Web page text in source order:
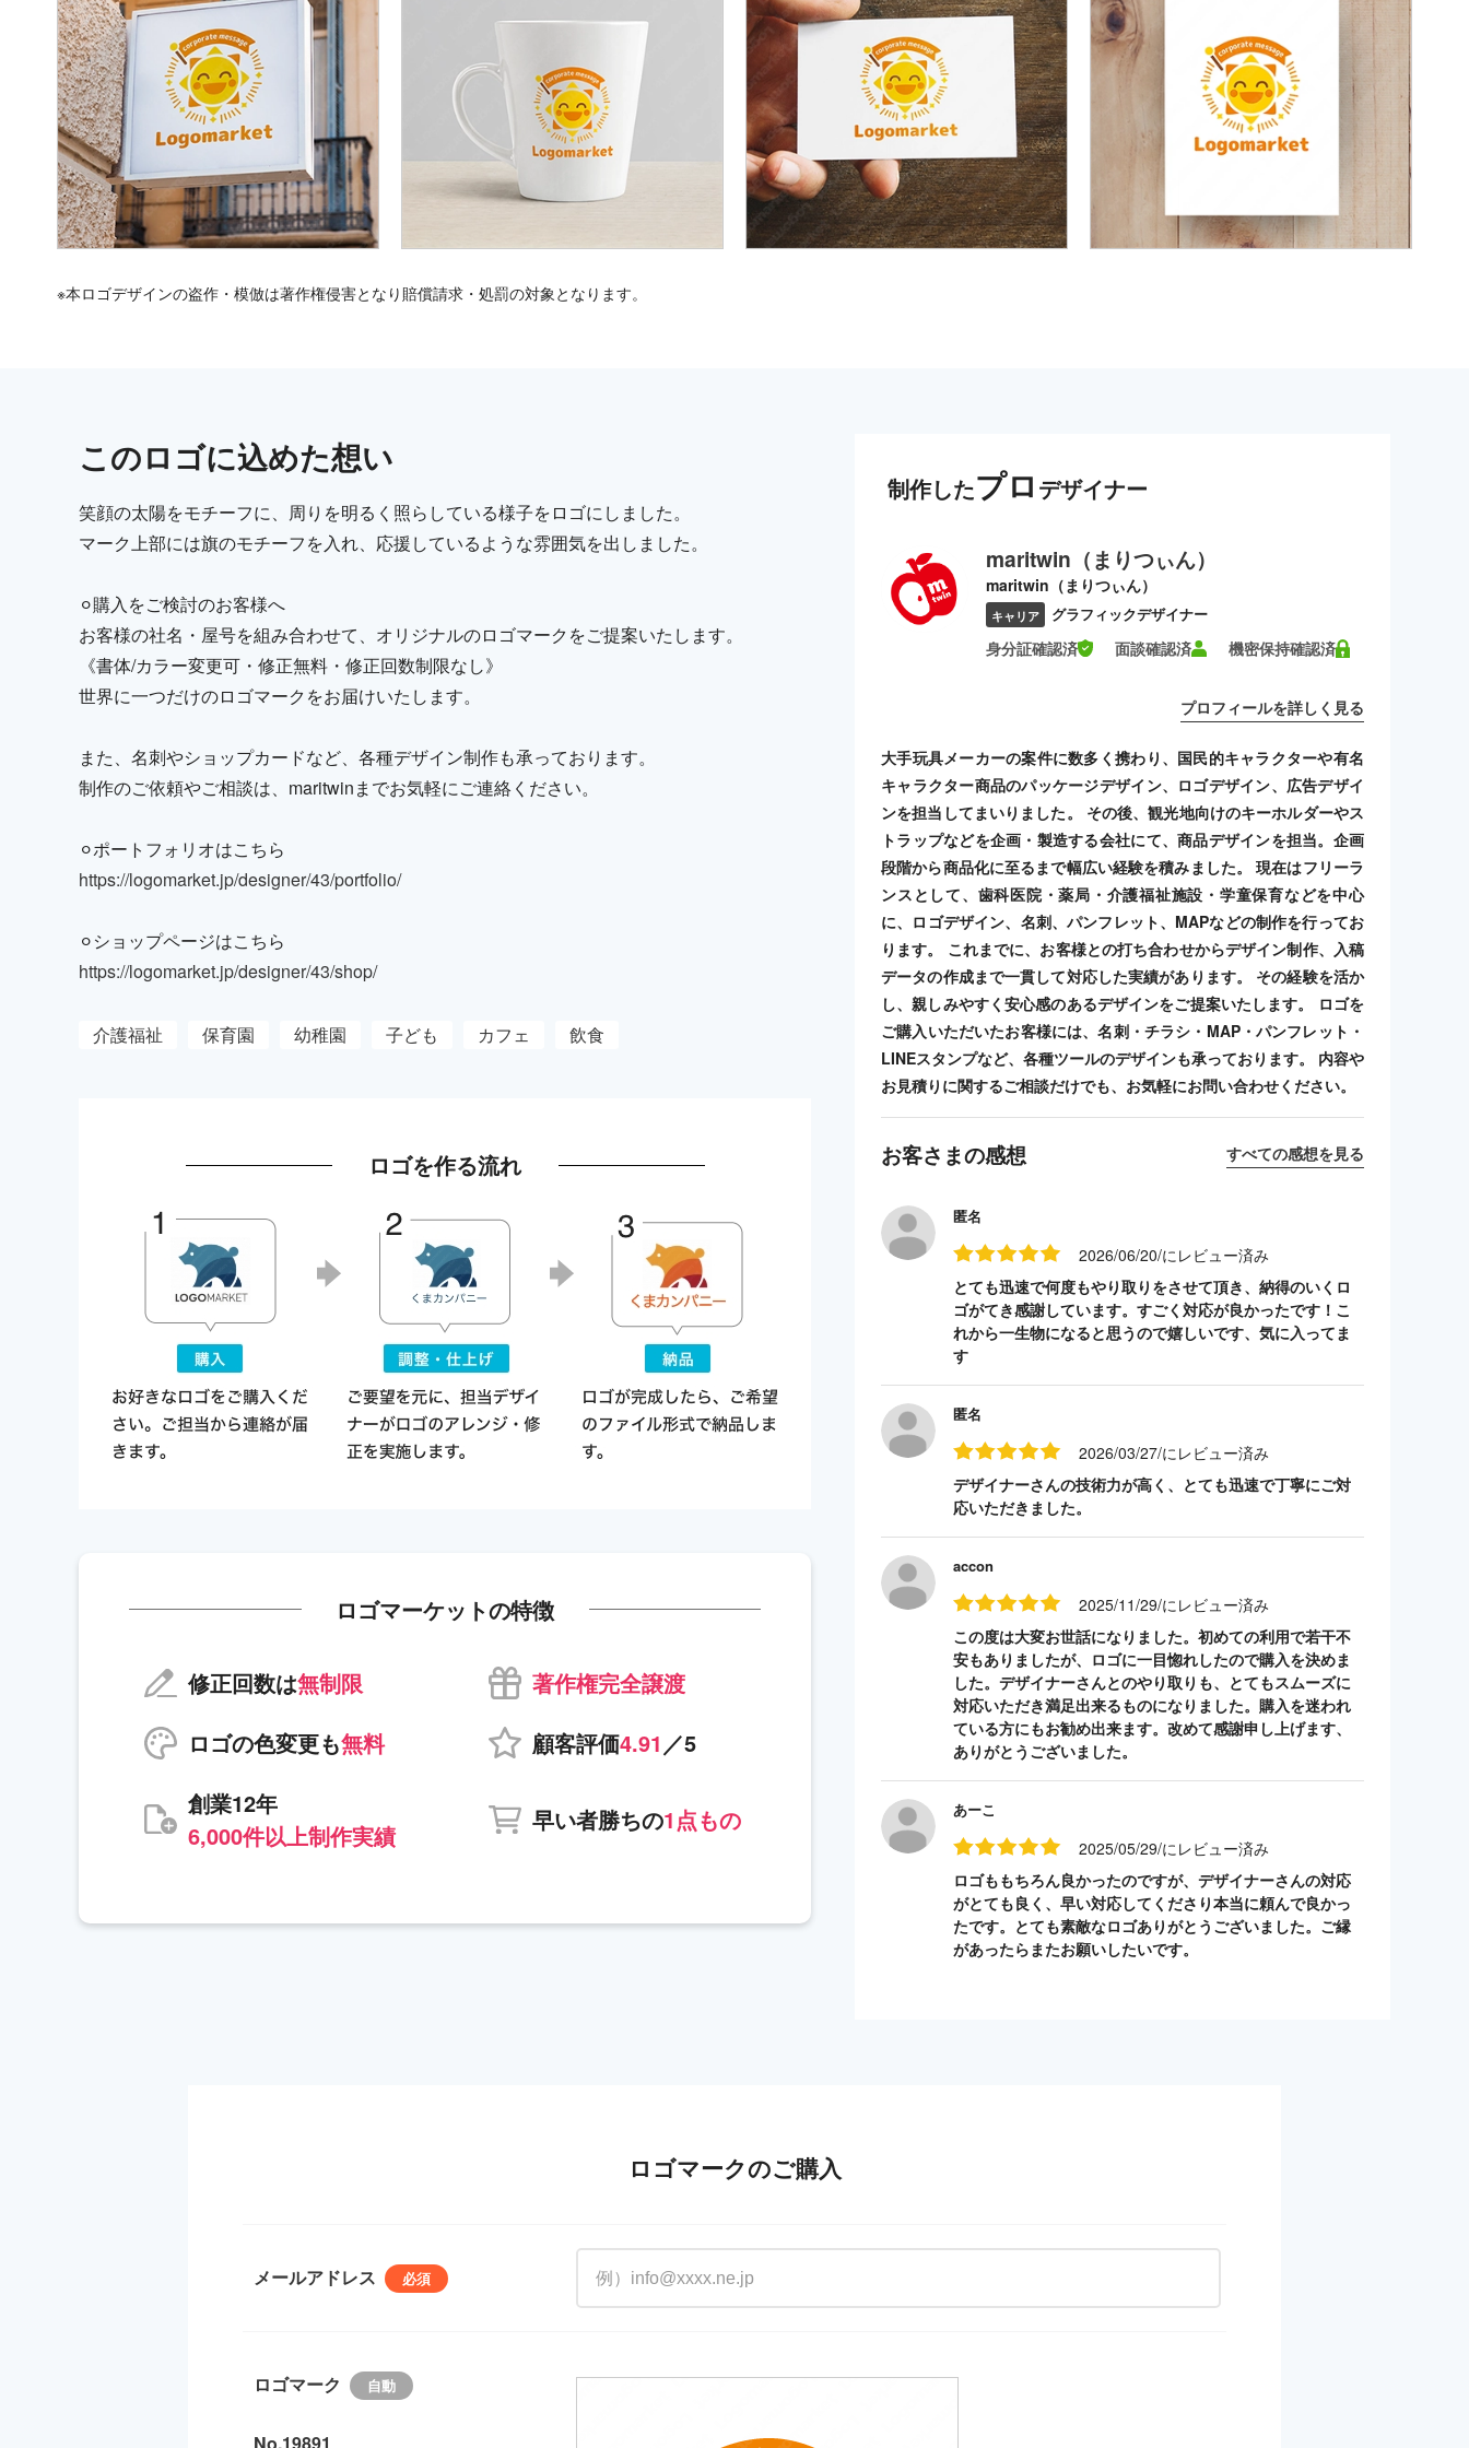
※本ロゴデザインの盗作・模倣は著作権侵害となり賠償請求・処罰の対象となります。
このロゴに込めた想い
笑顔の太陽をモチーフに、周りを明るく照らしている様子をロゴにしました。
マーク上部には旗のモチーフを入れ、応援しているような雰囲気を出しました。
⚪︎購入をご検討のお客様へ
お客様の社名・屋号を組み合わせて、オリジナルのロゴマークをご提案いたします。
《書体/カラー変更可・修正無料・修正回数制限なし》
世界に一つだけのロゴマークをお届けいたします。
また、名刺やショップカードなど、各種デザイン制作も承っております。
制作のご依頼やご相談は、maritwinまでお気軽にご連絡ください。
⚪︎ポートフォリオはこちら
https://logomarket.jp/designer/43/portfolio/
⚪︎ショップページはこちら
https://logomarket.jp/designer/43/shop/
介護福祉 保育園 幼稚園 子ども カフェ 飲食
ロゴを作る流れ
ロゴマーケットの特徴
修正回数は無制限
著作権完全譲渡
ロゴの色変更も無料 顧客評価4.91 ／5
創業12年
6,000件以上制作実績
早い者勝ちの1点もの
制作したプロ デザイナー
maritwin（まりつぃん）
maritwin（まりつぃん）
キャリア グラフィックデザイナー
身分証確認済 面談確認済 機密保持確認済
プロフィールを詳しく見る
大手玩具メーカーの案件に数多く携わり、国民的キャラクターや有名
キャラクター商品のパッケージデザイン、ロゴデザイン、広告デザイ
ンを担当してまいりました。 その後、観光地向けのキーホルダーやス
トラップなどを企画・製造する会社にて、商品デザインを担当。企画
段階から商品化に至るまで幅広い経験を積みました。 現在はフリーラ
ンスとして、歯科医院・薬局・介護福祉施設・学童保育などを中心
に、ロゴデザイン、名刺、パンフレット、MAPなどの制作を行ってお
ります。 これまでに、お客様との打ち合わせからデザイン制作、入稿
データの作成まで一貫して対応した実績があります。 その経験を活か
し、親しみやすく安心感のあるデザインをご提案いたします。 ロゴを
ご購入いただいたお客様には、名刺・チラシ・MAP・パンフレット・
LINEスタンプなど、各種ツールのデザインも承っております。 内容や
お見積りに関するご相談だけでも、お気軽にお問い合わせください。
お客さまの感想 すべての感想を見る
匿名
2026/06/20/にレビュー済み
とても迅速で何度もやり取りをさせて頂き、納得のいくロ
ゴがてき感謝しています。すごく対応が良かったです！こ
れから一生物になると思うので嬉しいです、気に入ってま
す
匿名
2026/03/27/にレビュー済み
デザイナーさんの技術力が高く、とても迅速で丁寧にご対
応いただきました。
accon
2025/11/29/にレビュー済み
この度は大変お世話になりました。初めての利用で若干不
安もありましたが、ロゴに一目惚れしたので購入を決めま
した。デザイナーさんとのやり取りも、とてもスムーズに
対応いただき満足出来るものになりました。購入を迷われ
ている方にもお勧め出来ます。改めて感謝申し上げます、
ありがとうございました。
あーこ
2025/05/29/にレビュー済み
ロゴももちろん良かったのですが、デザイナーさんの対応
がとても良く、早い対応してくださり本当に頼んで良かっ
たです。とても素敵なロゴありがとうございました。ご縁
があったらまたお願いしたいです。
ロゴマークのご購入
メールアドレス
ロゴマーク